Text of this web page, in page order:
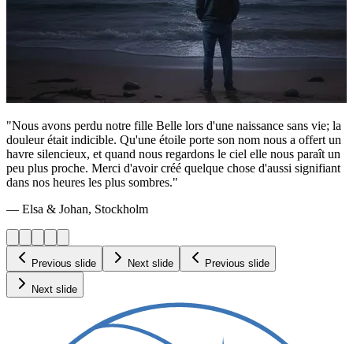
"Nous avons perdu notre fille Belle lors d'une naissance sans vie; la
douleur était indicible. Qu'une étoile porte son nom nous a offert un
havre silencieux, et quand nous regardons le ciel elle nous paraît un
peu plus proche. Merci d'avoir créé quelque chose d'aussi signifiant
dans nos heures les plus sombres."
— Elsa & Johan, Stockholm
Previous slide Next slide Previous slide
Next slide